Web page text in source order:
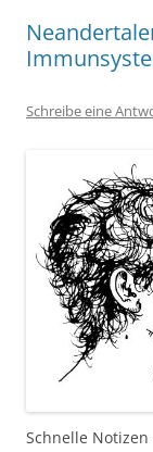
Schreibe eine
Schnelle